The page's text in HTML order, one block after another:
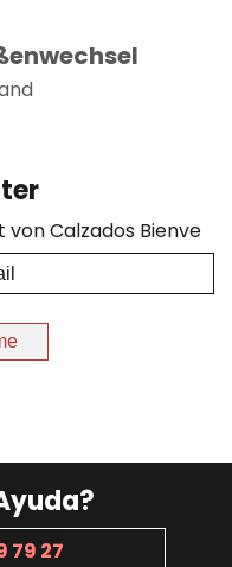
Calzados Bienve
79 27